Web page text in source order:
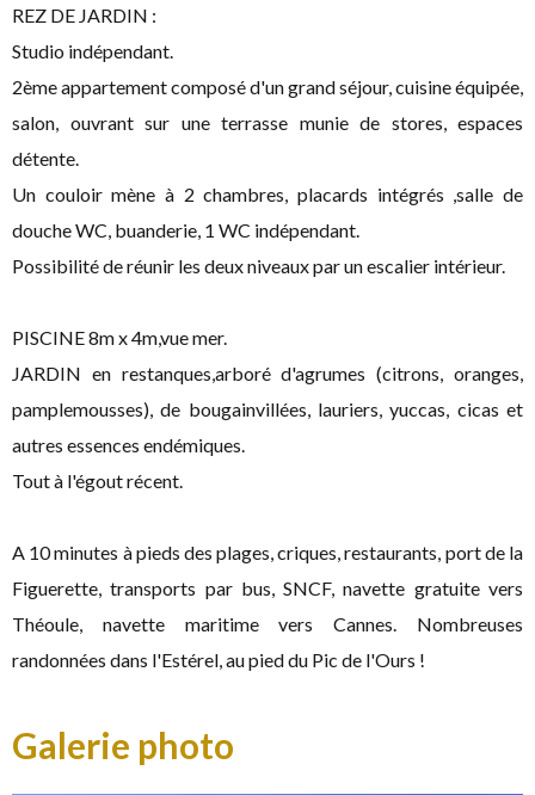
REZ DE JARDIN :
Studio indépendant.
2ème appartement composé d'un grand séjour, cuisine équipée,
salon, ouvrant sur une terrasse munie de stores, espaces
détente.
Un couloir mène à 2 chambres, placards intégrés ,salle de
douche WC, buanderie, 1 WC indépendant.
Possibilité de réunir les deux niveaux par un escalier intérieur.
PISCINE 8m x 4m,vue mer.
JARDIN en restanques,arboré d'agrumes (citrons, oranges,
pamplemousses), de bougainvillées, lauriers, yuccas, cicas et
autres essences endémiques.
Tout à l'égout récent.
A 10 minutes à pieds des plages, criques, restaurants, port de la
Figuerette, transports par bus, SNCF, navette gratuite vers
Théoule, navette maritime vers Cannes. Nombreuses
randonnées dans l'Estérel, au pied du Pic de l'Ours !
Galerie photo